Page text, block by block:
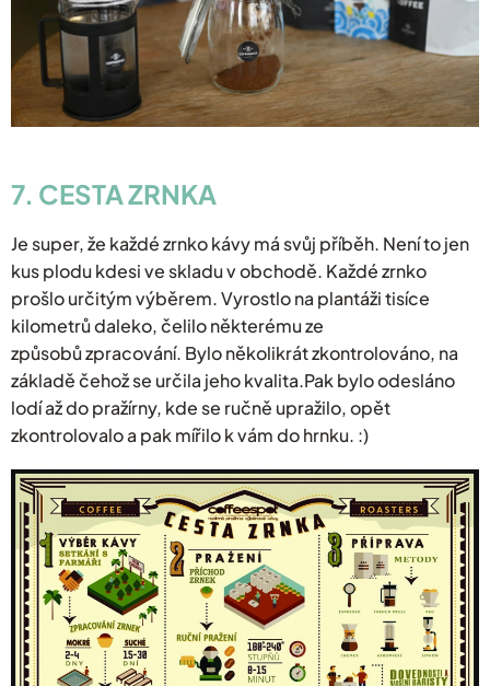
7. CESTA ZRNKA
Je super, že každé zrnko kávy má svůj příběh. Není to jen
kus plodu kdesi ve skladu v obchodě. Každé zrnko
prošlo určitým výběrem. Vyrostlo na plantáži tisíce
kilometrů daleko, čelilo některému ze
způsobů zpracování. Bylo několikrát zkontrolováno, na
základě čehož se určila jeho kvalita.Pak bylo odesláno
lodí až do pražírny, kde se ručně upražilo, opět
zkontrolovalo a pak mířilo k vám do hrnku. :)